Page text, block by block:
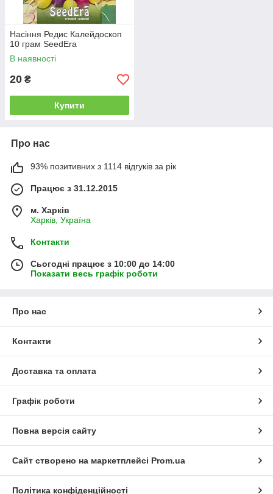
Насіння Редис Калейдоскоп
10 грам SeedEra
В наявності
20 ₴
Купити
Про нас
93% позитивних з 1114 відгуків за рік
Працює з 31.12.2015
м. Харків
Харків, Україна
Контакти
Сьогодні працює з 10:00 до 14:00
Показати весь графік роботи
Про нас
Контакти
Доставка та оплата
Графік роботи
Повна версія сайту
Сайт створено на маркетплейсі Prom.ua
Політика конфіденційності